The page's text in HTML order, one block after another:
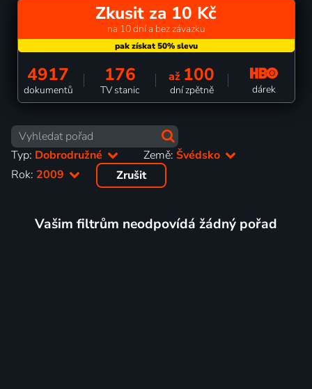
Zkusit za 10 Kč
na 10 dní a bez závazku
4917
dokumentů
176
TV stanic
až 100
dní zpětně dárek
Typ: Dobrodružné Země:Švédsko
Rok: 2009 Zrušit
Vašim filtrům neodpovídá žádný pořad